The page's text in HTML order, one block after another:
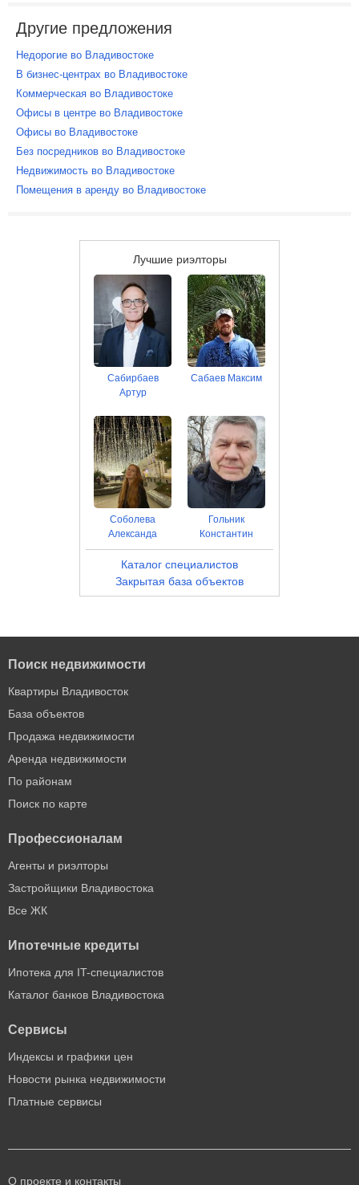
Другие предложения
Недорогие во Владивостоке
В бизнес-центрах во Владивостоке
Коммерческая во Владивостоке
Офисы в центре во Владивостоке
Офисы во Владивостоке
Без посредников во Владивостоке
Недвижимость во Владивостоке
Помещения в аренду во Владивостоке
Лучшие риэлторы
Сабирбаев
Артур
Сабаев Максим
Соболева
Александа
Гольник
Константин
Каталог специалистов
Закрытая база объектов
Поиск недвижимости
Квартиры Владивосток
База объектов
Продажа недвижимости
Аренда недвижимости
По районам
Поиск по карте
Профессионалам
Агенты и риэлторы
Застройщики Владивостока
Все ЖК
Ипотечные кредиты
Ипотека для IT-специалистов
Каталог банков Владивостока
Сервисы
Индексы и графики цен
Новости рынка недвижимости
Платные сервисы
О проекте и контакты